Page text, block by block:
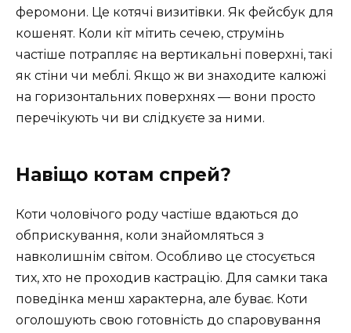
феромони. Це котячі визитівки. Як фейсбук для
кошенят. Коли кіт мітить сечею, струмінь
частіше потрапляє на вертикальні поверхні, такі
як стіни чи меблі. Якщо ж ви знаходите калюжі
на горизонтальних поверхнях — вони просто
перечікують чи ви слідкуєте за ними.
Навіщо котам спрей?
Коти чоловічого роду частіше вдаються до
обприскування, коли знайомляться з
навколишнім світом. Особливо це стосується
тих, хто не проходив кастрацію. Для самки така
поведінка менш характерна, але буває. Коти
оголошують свою готовність до спаровування